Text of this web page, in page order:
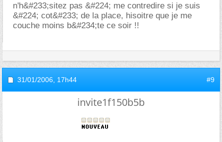
n'h&#233;sitez pas &#224; me contredire si je suis
&#224; cot&#233; de la place, hisoitre que je me
couche moins b&#234;te ce soir !!
31/01/2006, 17h44 #9
invite1f150b5b